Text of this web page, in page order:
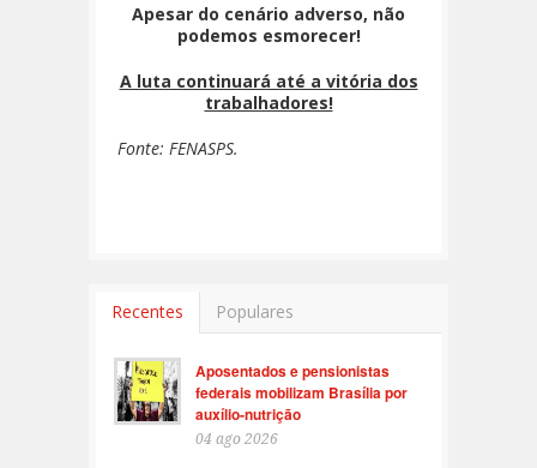
Apesar do cenário adverso, não
podemos esmorecer!
A luta continuará até a vitória dos
trabalhadores!
Fonte: FENASPS.
Recentes Populares
Aposentados e pensionistas
federais mobilizam Brasília por
auxílio-nutrição
04 ago 2026